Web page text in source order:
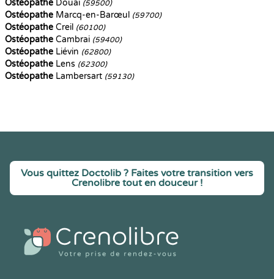
Ostéopathe Douai (59500)
Ostéopathe Marcq-en-Barœul (59700)
Ostéopathe Creil (60100)
Ostéopathe Cambrai (59400)
Ostéopathe Liévin (62800)
Ostéopathe Lens (62300)
Ostéopathe Lambersart (59130)
Vous quittez Doctolib ? Faites votre transition vers
Crenolibre tout en douceur !